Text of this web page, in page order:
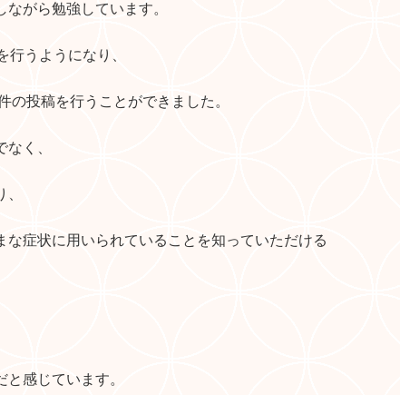
がら勉強しています。
行うようになり、
の投稿を行うことができました。
く、
症状に用いられていることを知っていただける
感じています。